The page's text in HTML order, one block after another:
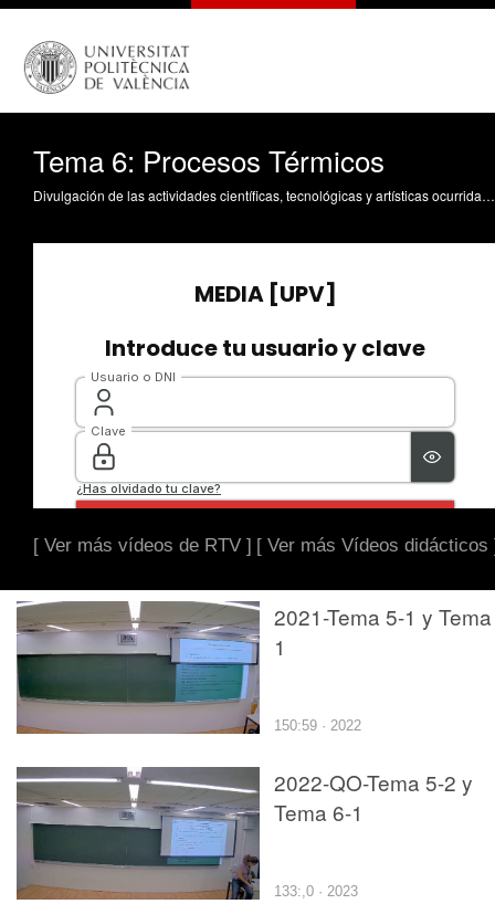
Tema 6: Procesos Térmicos
Divulgación de las actividades científicas, tecnológicas y artísticas ocurridas en los tres campus de la UPV
[ Ver más vídeos de RTV ] [ Ver más Vídeos didácticos
2021-Tema 5-1 y
1
150:59 · 2022
2022-QO-Tema 5-2 y
Tema 6-1
133:,0 · 2023